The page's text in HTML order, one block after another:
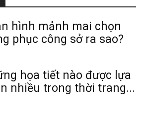
hình mảnh mai chọn
phục công sở ra sao?
họa tiết nào được lựa
nhiều trong thời trang...